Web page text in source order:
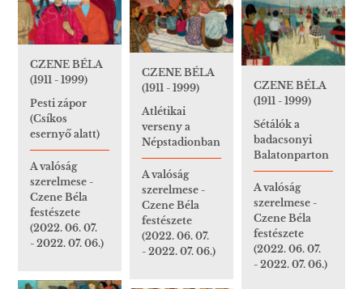
CZENE BÉLA
(1911 - 1999)
Pesti zápor
(Csíkos
esernyő alatt)
A valóság
szerelmese -
Czene Béla
festészete
(2022. 06. 07.
- 2022. 07. 06.)
CZENE BÉLA
(1911 - 1999)
Atlétikai
verseny a
Népstadionban
A valóság
szerelmese -
Czene Béla
festészete
(2022. 06. 07.
- 2022. 07. 06.)
CZENE BÉLA
(1911 - 1999)
Sétálók a
badacsonyi
Balatonparton
A valóság
szerelmese -
Czene Béla
festészete
(2022. 06. 07.
- 2022. 07. 06.)